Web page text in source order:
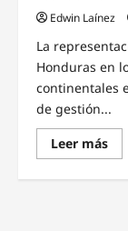
Edwin Laínez
La
Honduras en
continentales
de gestión...
Leer más